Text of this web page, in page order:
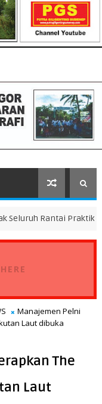
Praktik Pembuangan
Manajemen Pelni
Laut dibuka
The
Laut